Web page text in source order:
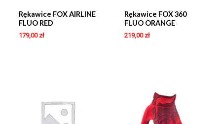
Rękawice FOX AIRLINE
FLUO RED
179,00 zł
Rękawice FOX 360
FLUO ORANGE
219,00 zł